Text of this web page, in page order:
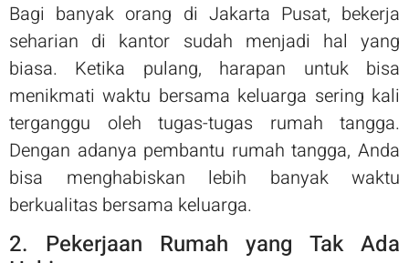
Bagi banyak orang di Jakarta Pusat, bekerja
seharian di kantor sudah menjadi hal yang
biasa. Ketika pulang, harapan untuk bisa
menikmati waktu bersama keluarga sering kali
terganggu oleh tugas-tugas rumah tangga.
Dengan adanya pembantu rumah tangga, Anda
bisa menghabiskan lebih banyak waktu
berkualitas bersama keluarga.
2. Pekerjaan Rumah yang Tak Ada